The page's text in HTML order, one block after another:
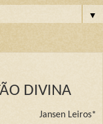
▼
DIVINA
Jansen Leiros*